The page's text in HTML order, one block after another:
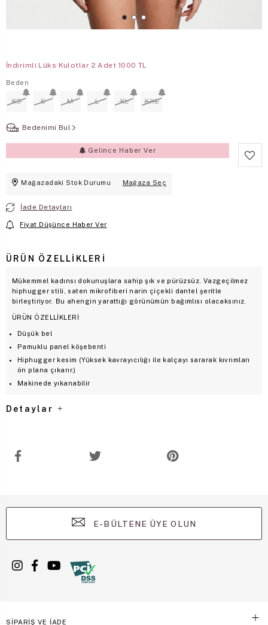
İndirimli Lüks Kulotlar 2 Adet 1000 TL
Beden
XS S M L XL XXL
Bedenimi Bul
Gelince Haber Ver
Mağazadaki Stok Durumu Mağaza Seç
İade Detayları
Fiyat Düşünce Haber Ver
ÜRÜN ÖZELLIKLERI
Mükemmel kadınsı dokunuşlara sahip şık ve pürüzsüz. Vazgeçilmez
hiphugger stili, saten mikrofiberi narin çiçekli dantel şeritle
birleştiriyor. Bu ahengin yarattığı görünümün bağımlısı olacaksınız.
ÜRÜN ÖZELLİKLERİ
Düşük bel
Pamuklu panel köşebenti
Hiphugger kesim (Yüksek kavrayıcılığı ile kalçayı sararak kıvrımları
ön plana çıkarır.)
Makinede yıkanabilir
Detaylar
E-BÜLTENE ÜYE OLUN
SİPARİŞ VE İADE